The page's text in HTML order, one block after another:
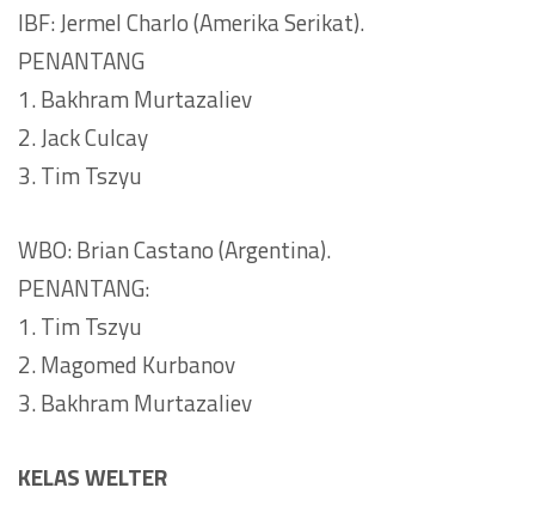
IBF: Jermel Charlo (Amerika Serikat).
PENANTANG
1. Bakhram Murtazaliev
2. Jack Culcay
3. Tim Tszyu
WBO: Brian Castano (Argentina).
PENANTANG:
1. Tim Tszyu
2. Magomed Kurbanov
3. Bakhram Murtazaliev
KELAS WELTER